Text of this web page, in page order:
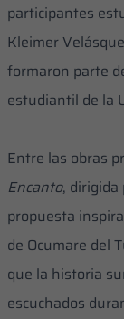
participantes
Kleimer
formaron parte
estudiantil de la
Entre las obras
Encanto, dirigida
propuesta
de Ocumare del
que la historia
escuchados